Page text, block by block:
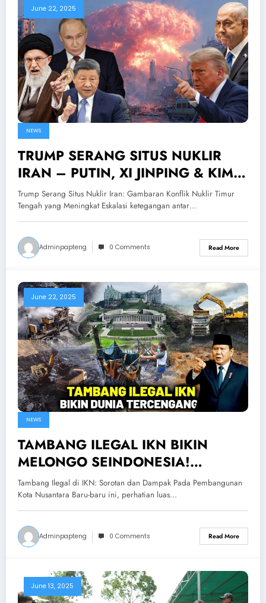
June 22, 2025
NEWS
TRUMP SERANG SITUS NUKLIR
IRAN – PUTIN, XI JINPING & KIM
JONG UN MURKA! Nuklir Iran Siap
Meluncur
Trump Serang Situs Nuklir Iran: Gambaran Konflik Nuklir Timur
Tengah yang Meningkat Eskalasi ketegangan antar…
Adminpapteng 0 Comments Read More
June 22, 2025
NEWS
TAMBANG ILEGAL IKN BIKIN
MELONGO SEINDONESIA!
Prabowo Marah Besar Lihat
Kelakuan Penambang Nakal
Tambang Ilegal di IKN: Sorotan dan Dampak Pada Pembangunan
Kota Nusantara Baru-baru ini, perhatian luas…
Adminpapteng 0 Comments Read More
June 13, 2025